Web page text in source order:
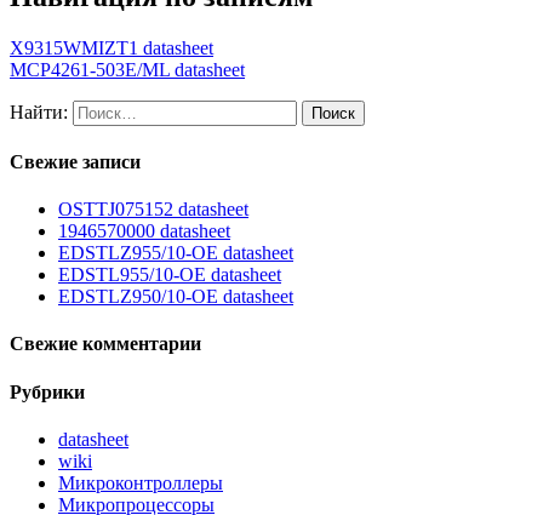
X9315WMIZT1 datasheet
MCP4261-503E/ML datasheet
Найти:
Свежие записи
OSTTJ075152 datasheet
1946570000 datasheet
EDSTLZ955/10-OE datasheet
EDSTL955/10-OE datasheet
EDSTLZ950/10-OE datasheet
Свежие комментарии
Рубрики
datasheet
wiki
Микроконтроллеры
Микропроцессоры